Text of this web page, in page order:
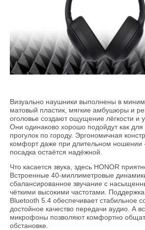
Визуально наушники выполнены в
матовый пластик, мягкие амбушюры и
оголовье создают ощущение лёгкости и
Они одинаково хорошо подойдут как
прогулок по городу. Эргономичная
комфорт даже при длительном ношении
посадка остаётся надёжной.
Что касается звука, здесь HONOR
Встроенные 40-миллиметровые
сбалансированное звучание с
чёткими высокими частотами.
Bluetooth 5.4 обеспечивает стабильное
достойное качество передачи аудио. А
микрофоны позволяют комфортно
обстановке.